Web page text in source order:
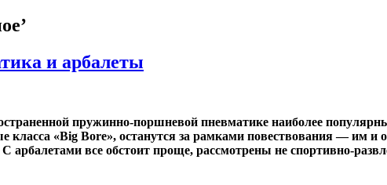
и арбалеты
пружинно-поршневой пневматике наиболее
«Big Bore», останутся за рамками повествования — им и
все обстоит проще, рассмотрены не спортивно-